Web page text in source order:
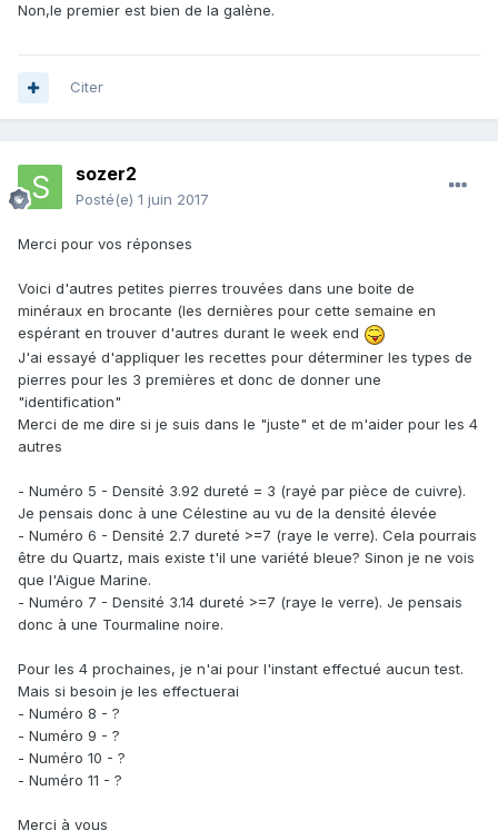
Non,le premier est bien de la galène.
Citer
sozer2
Posté(e) 1 juin 2017
Merci pour vos réponses
Voici d'autres petites pierres trouvées dans une boite de
minéraux en brocante (les dernières pour cette semaine en
espérant en trouver d'autres durant le week end
J'ai essayé d'appliquer les recettes pour déterminer les types de
pierres pour les 3 premières et donc de donner une
"identification"
Merci de me dire si je suis dans le "juste" et de m'aider pour les 4
autres
- Numéro 5 - Densité 3.92 dureté = 3 (rayé par pièce de cuivre).
Je pensais donc à une Célestine au vu de la densité élevée
- Numéro 6 - Densité 2.7 dureté >=7 (raye le verre). Cela pourrais
être du Quartz, mais existe t'il une variété bleue? Sinon je ne vois
que l'Aigue Marine.
- Numéro 7 - Densité 3.14 dureté >=7 (raye le verre). Je pensais
donc à une Tourmaline noire.
Pour les 4 prochaines, je n'ai pour l'instant effectué aucun test.
Mais si besoin je les effectuerai
- Numéro 8 - ?
- Numéro 9 - ?
- Numéro 10 - ?
- Numéro 11 - ?
Merci à vous